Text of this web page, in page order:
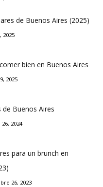
de Buenos Aires (2025)
2025
bien en Buenos Aires
2025
Buenos Aires
2024
para un brunch en
26, 2023